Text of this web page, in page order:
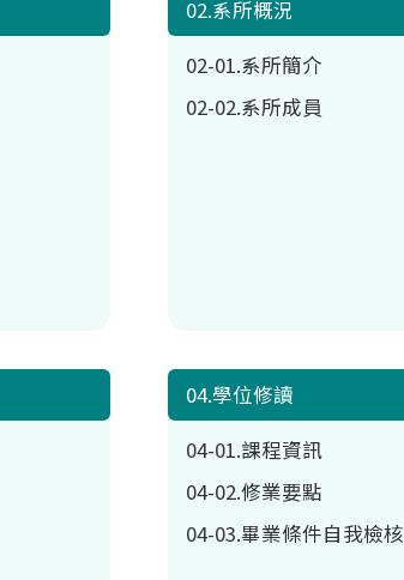
02.系所概況
02-01.系所簡介
02-02.系所成員
04.學位修讀
04-01.課程資訊
04-02.修業要點
04-03.畢業條件自我檢核